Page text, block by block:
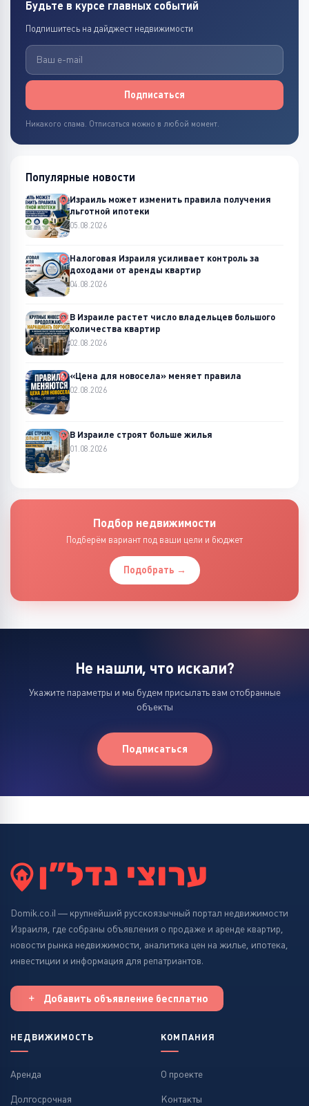
Будьте в курсе главных событий
Подпишитесь на дайджест недвижимости
Подписаться
Никакого спама. Отписаться можно в любой момент.
Популярные новости
Израиль может изменить правила получения
льготной ипотеки
05.08.2026
Налоговая Израиля усиливает контроль за
доходами от аренды квартир
04.08.2026
В Израиле растет число владельцев большого
количества квартир
02.08.2026
«Цена для новосела» меняет правила
02.08.2026
В Израиле строят больше жилья
01.08.2026
Подбор недвижимости
Подберём вариант под ваши цели и бюджет
Подобрать →
Не нашли, что искали?
Укажите параметры и мы будем присылать вам отобранные
объекты
Подписаться
Domik.co.il — крупнейший русскоязычный портал недвижимости
Израиля, где собраны объявления о продаже и аренде квартир,
новости рынка недвижимости, аналитика цен на жилье, ипотека,
инвестиции и информация для репатриантов.
Добавить объявление бесплатно
НЕДВИЖИМОСТЬ
Аренда
Долгосрочная
КОМПАНИЯ
О проекте
Контакты